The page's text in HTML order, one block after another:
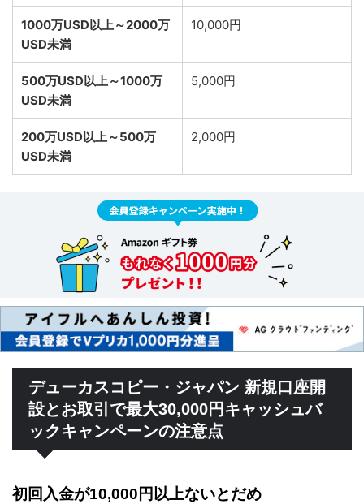
1000万USD以上～2000万
USD未満
10,000円
500万USD以上～1000万
USD未満
5,000円
200万USD以上～500万
USD未満
2,000円
デューカスコピー・ジャパン 新規口座開
設とお取引で最大30,000円キャッシュバ
ックキャンペーンの注意点
初回入金が10,000円以上ないとだめ